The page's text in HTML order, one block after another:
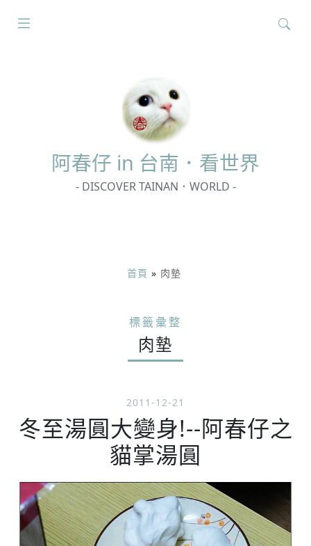
阿春仔 in 台南．看世界
- DISCOVER TAINAN．WORLD -
首頁 » 肉墊
標籤彙整
肉墊
2011-12-21
冬至湯圓大變身!--阿春仔之
貓掌湯圓